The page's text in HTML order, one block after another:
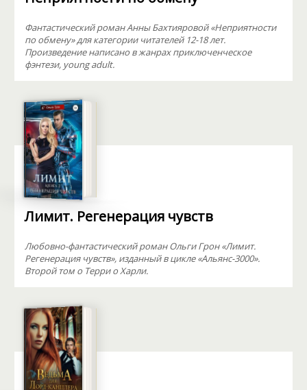
Фантастический роман Анны Бахтияровой «Неприятности
по обмену» для категории читателей 12-18 лет.
Произведение написано в жанрах приключенческое
фэнтези, young adult.
Лимит. Регенерация чувств
Любовно-фантастический роман Ольги Грон «Лимит.
Регенерация чувств», изданный в цикле «Альянс-3000».
Второй том о Терри о Харли.